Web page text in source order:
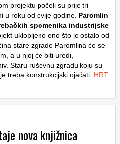
projektu počeli su prije tri
u roku od dvije godine. Paromlin
spomenika industrijske
uklopljeno ono što je ostalo od
stare zgrade Paromlina će se
a u njoj će biti uredi,
Staru ruševnu zgradu koju su
treba konstrukcijski ojačati. HRT
nova knjižnica